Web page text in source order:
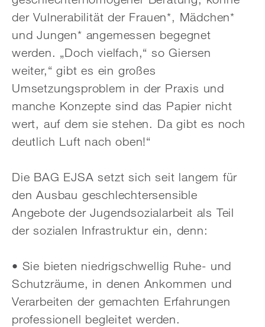
der Vulnerabilität der Frauen*, Mädchen*
und Jungen* angemessen begegnet
werden. „Doch vielfach,“ so Giersen
weiter,“ gibt es ein großes
Umsetzungsproblem in der Praxis und
manche Konzepte sind das Papier nicht
wert, auf dem sie stehen. Da gibt es noch
deutlich Luft nach oben!“
Die BAG EJSA setzt sich seit langem für
den Ausbau geschlechtersensible
Angebote der Jugendsozialarbeit als Teil
der sozialen Infrastruktur ein, denn:
• Sie bieten niedrigschwellig Ruhe- und
Schutzräume, in denen Ankommen und
Verarbeiten der gemachten Erfahrungen
professionell begleitet werden.